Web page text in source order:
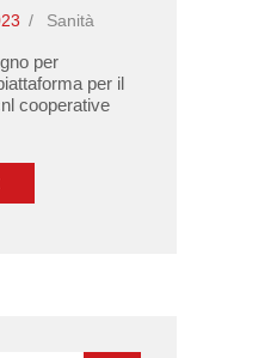
Sanità
per
per il
cooperative